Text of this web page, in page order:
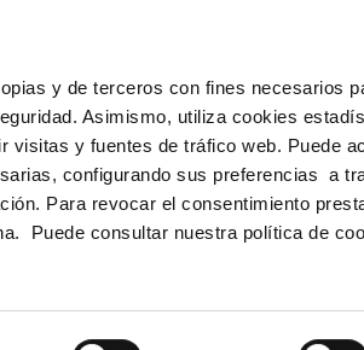
y de terceros con fines necesarios
Asimismo, utiliza cookies
visitas y fuentes de tráfico web. Puede
configurando sus preferencias a
Para revocar el consentimiento
Puede consultar nuestra política de
CONSULTORÍA ECOMMERCE LSSI
RGPD (2016